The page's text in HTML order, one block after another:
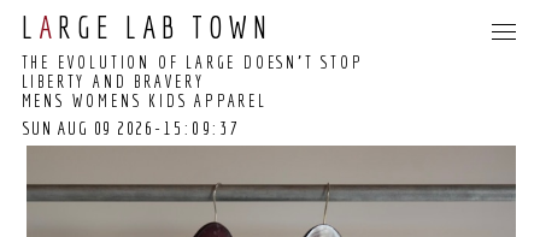
L A RGE LAB TOWN
THE EVOLUTION OF LARGE DOESN’T STOP
LIBERTY AND BRAVERY
MENS WOMENS KIDS APPAREL
SUN AUG 09 2026
(COORDINATED
-15:09:37